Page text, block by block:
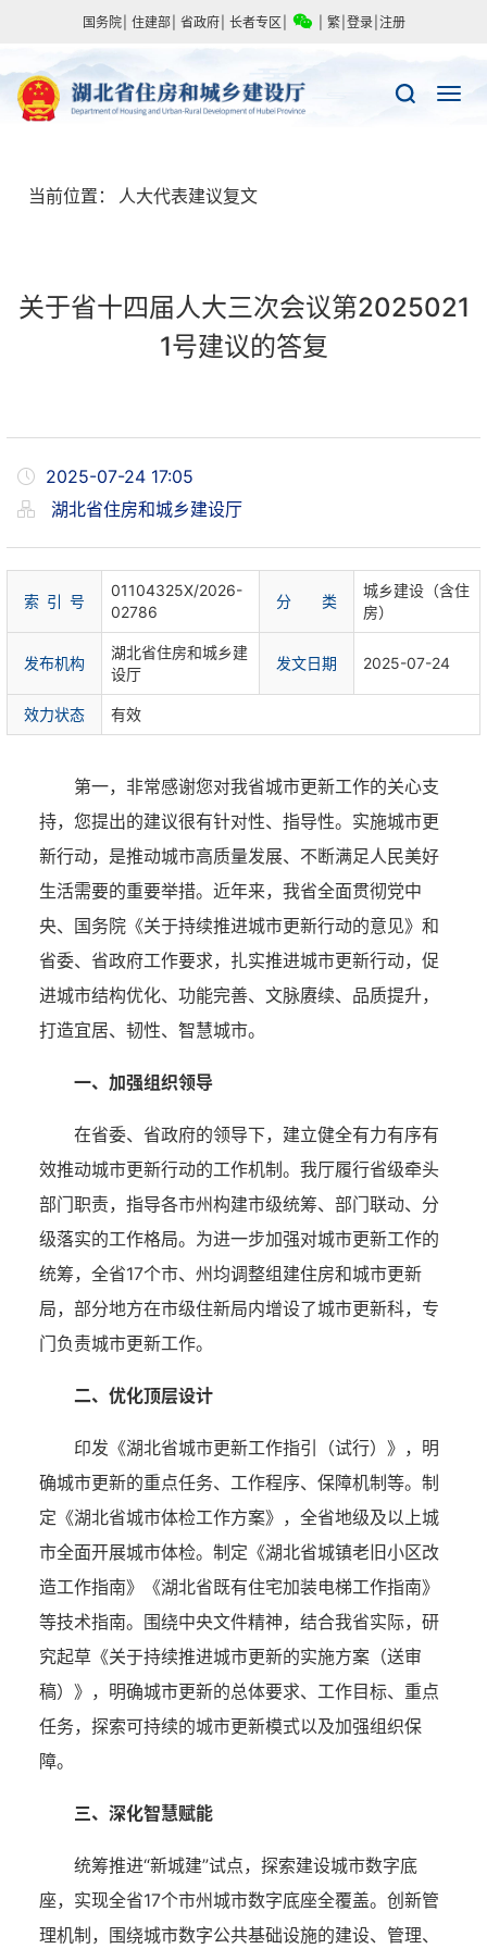
国务院 住建部 省政府 长者专区 繁 登录 注册
当前位置： 人大代表建议复文
关于省十四届人大三次会议第2025021
1号建议的答复
2025-07-24 17:05
湖北省住房和城乡建设厅
索 引 号
01104325X/2026-
02786
分 类
城乡建设（含住
房）
发布机构
湖北省住房和城乡建
设厅
发文日期 2025-07-24
效力状态 有效
第一，非常感谢您对我省城市更新工作的关心支
持，您提出的建议很有针对性、指导性。实施城市更
新行动，是推动城市高质量发展、不断满足人民美好
生活需要的重要举措。近年来，我省全面贯彻党中
央、国务院《关于持续推进城市更新行动的意见》和
省委、省政府工作要求，扎实推进城市更新行动，促
进城市结构优化、功能完善、文脉赓续、品质提升，
打造宜居、韧性、智慧城市。
一、加强组织领导
在省委、省政府的领导下，建立健全有力有序有
效推动城市更新行动的工作机制。我厅履行省级牵头
部门职责，指导各市州构建市级统筹、部门联动、分
级落实的工作格局。为进一步加强对城市更新工作的
统筹，全省17个市、州均调整组建住房和城市更新
局，部分地方在市级住新局内增设了城市更新科，专
门负责城市更新工作。
二、优化顶层设计
印发《湖北省城市更新工作指引（试行）》，明
确城市更新的重点任务、工作程序、保障机制等。制
定《湖北省城市体检工作方案》，全省地级及以上城
市全面开展城市体检。制定《湖北省城镇老旧小区改
造工作指南》《湖北省既有住宅加装电梯工作指南》
等技术指南。围绕中央文件精神，结合我省实际，研
究起草《关于持续推进城市更新的实施方案（送审
稿）》，明确城市更新的总体要求、工作目标、重点
任务，探索可持续的城市更新模式以及加强组织保
障。
三、深化智慧赋能
统筹推进“新城建”试点，探索建设城市数字底
座，实现全省17个市州城市数字底座全覆盖。创新管
理机制，围绕城市数字公共基础设施的建设、管理、